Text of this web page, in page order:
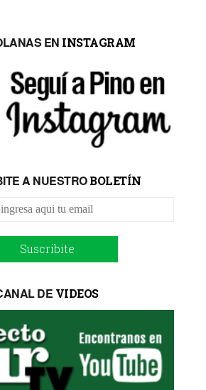
EN INSTAGRAM
A NUESTROBOLETÍN
Suscribite
DE VIDEOS